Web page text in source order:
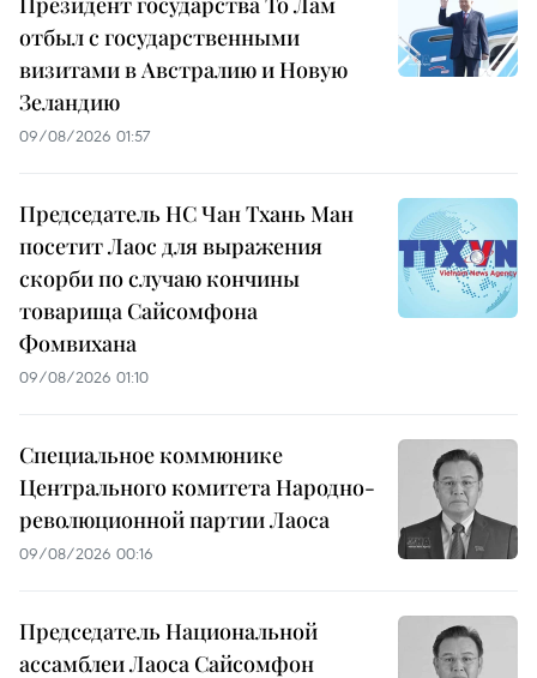
отбыл с государственными
визитами в Австралию и Новую
Зеландию
09/08/2026 01:57
Председатель НС Чан Тхань Ман
посетит Лаос для выражения
скорби по случаю кончины
товарища Сайсомфона
Фомвихана
09/08/2026 01:10
Специальное коммюнике
Центрального комитета Народно-
революционной партии Лаоса
09/08/2026 00:16
Председатель Национальной
ассамблеи Лаоса Сайсомфон